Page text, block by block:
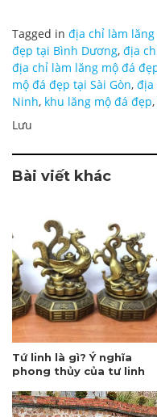
Tagged in địa chỉ làm
đẹp tại Bình Dương, địa
địa chỉ làm lăng mộ đá
mộ đá đẹp tại Sài Gòn, địa
Ninh, khu lăng mộ đá đẹp,
Lưu
Bài viết khác
Tứ linh là gì? Ý nghĩa
phong thủy của tư linh